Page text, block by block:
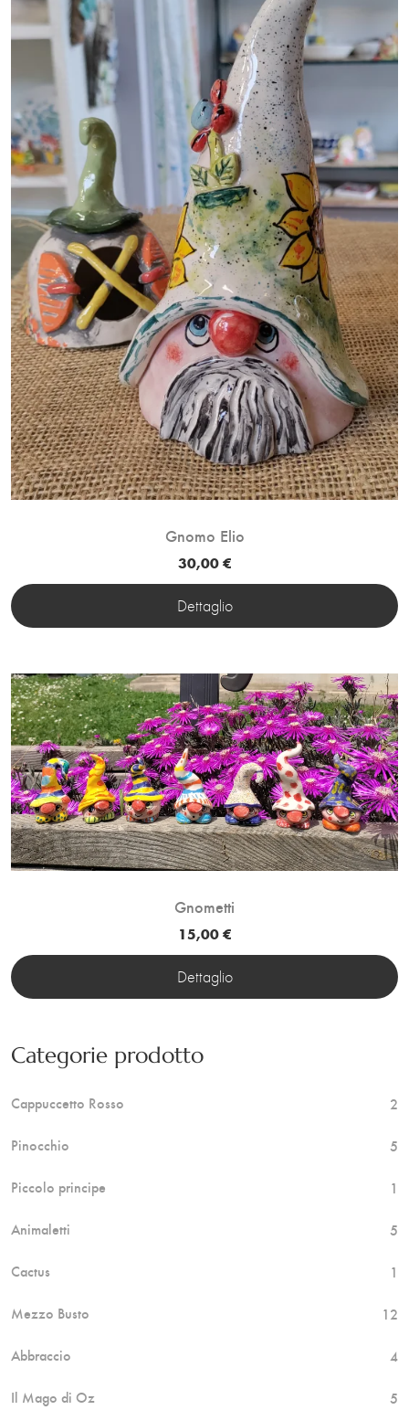
Gnomo Elio
30,00 €
Dettaglio
Gnometti
15,00 €
Dettaglio
Categorie prodotto
Cappuccetto Rosso 2
Pinocchio 5
Piccolo principe 1
Animaletti 5
Cactus 1
Mezzo Busto 12
Abbraccio 4
Il Mago di Oz 5